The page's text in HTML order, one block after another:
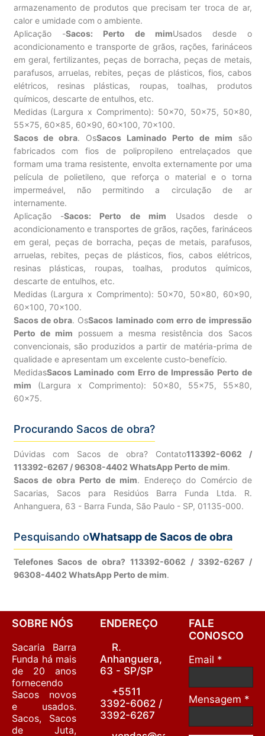
armazenamento de produtos que precisam ter troca de ar,
calor e umidade com o ambiente.
Aplicação -Sacos: Perto de mimUsados desde o
acondicionamento e transporte de grãos, rações, farináceos
em geral, fertilizantes, peças de borracha, peças de metais,
parafusos, arruelas, rebites, peças de plásticos, fios, cabos
elétricos, resinas plásticas, roupas, toalhas, produtos
químicos, descarte de entulhos, etc.
Medidas (Largura x Comprimento): 50×70, 50×75, 50×80,
55×75, 60×85, 60×90, 60×100, 70×100.
Sacos de obra. OsSacos Laminado Perto de mim são
fabricados com fios de polipropileno entrelaçados que
formam uma trama resistente, envolta externamente por uma
película de polietileno, que reforça o material e o torna
impermeável, não permitindo a circulação de ar
internamente.
Aplicação -Sacos: Perto de mim Usados desde o
acondicionamento e transportes de grãos, rações, farináceos
em geral, peças de borracha, peças de metais, parafusos,
arruelas, rebites, peças de plásticos, fios, cabos elétricos,
resinas plásticas, roupas, toalhas, produtos químicos,
descarte de entulhos, etc.
Medidas (Largura x Comprimento): 50×70, 50×80, 60×90,
60×100, 70×100.
Sacos de obra. OsSacos laminado com erro de impressão
Perto de mim possuem a mesma resistência dos Sacos
convencionais, são produzidos a partir de matéria-prima de
qualidade e apresentam um excelente custo-benefício.
MedidasSacos Laminado com Erro de Impressão Perto de
mim (Largura x Comprimento): 50×80, 55×75, 55×80,
60×75.
Procurando Sacos de obra?
Dúvidas com Sacos de obra? Contato113392-6062 /
113392-6267 / 96308-4402 WhatsApp Perto de mim.
Sacos de obra Perto de mim. Endereço do Comércio de
Sacarias, Sacos para Residúos Barra Funda Ltda. R.
Anhanguera, 63 - Barra Funda, São Paulo - SP, 01135-000.
Pesquisando oWhatsapp de Sacos de obra
Telefones Sacos de obra? 113392-6062 / 3392-6267 /
96308-4402 WhatsApp Perto de mim.
SOBRE NÓS
Sacaria Barra
Funda há mais
de 20 anos
fornecendo
Sacos novos
e usados.
Sacos, Sacos
de Juta,
ENDEREÇO
R.
Anhanguera,
63 - SP/SP
+5511
3392-6062 /
3392-6267
FALE
CONOSCO
Email *
Mensagem *